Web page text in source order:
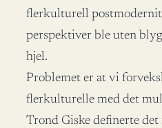
flerkulturell
perspektiver ble uten
hjel.
Problemet er at vi
flerkulturelle med det
Trond Giske definerte